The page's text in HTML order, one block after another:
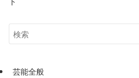
芸能全般